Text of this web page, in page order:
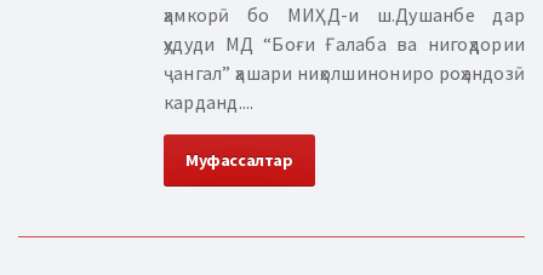
ҳамкорӣ бо МИҲД-и ш.Душанбе дар
ҳудуди МД “Боғи Ғалаба ва нигоҳдории
ҷангал” ҳашари ниҳолшинониро роҳандозӣ
карданд....
Муфассалтар